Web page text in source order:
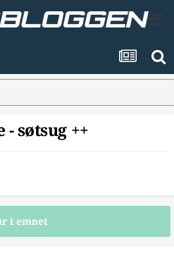
søtsug ++
i emnet